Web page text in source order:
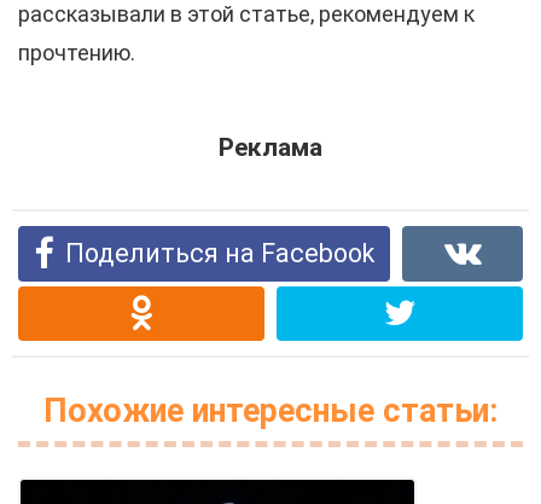
рассказывали в этой статье, рекомендуем к
прочтению.
Реклама
Поделиться на Facebook
Похожие интересные статьи: